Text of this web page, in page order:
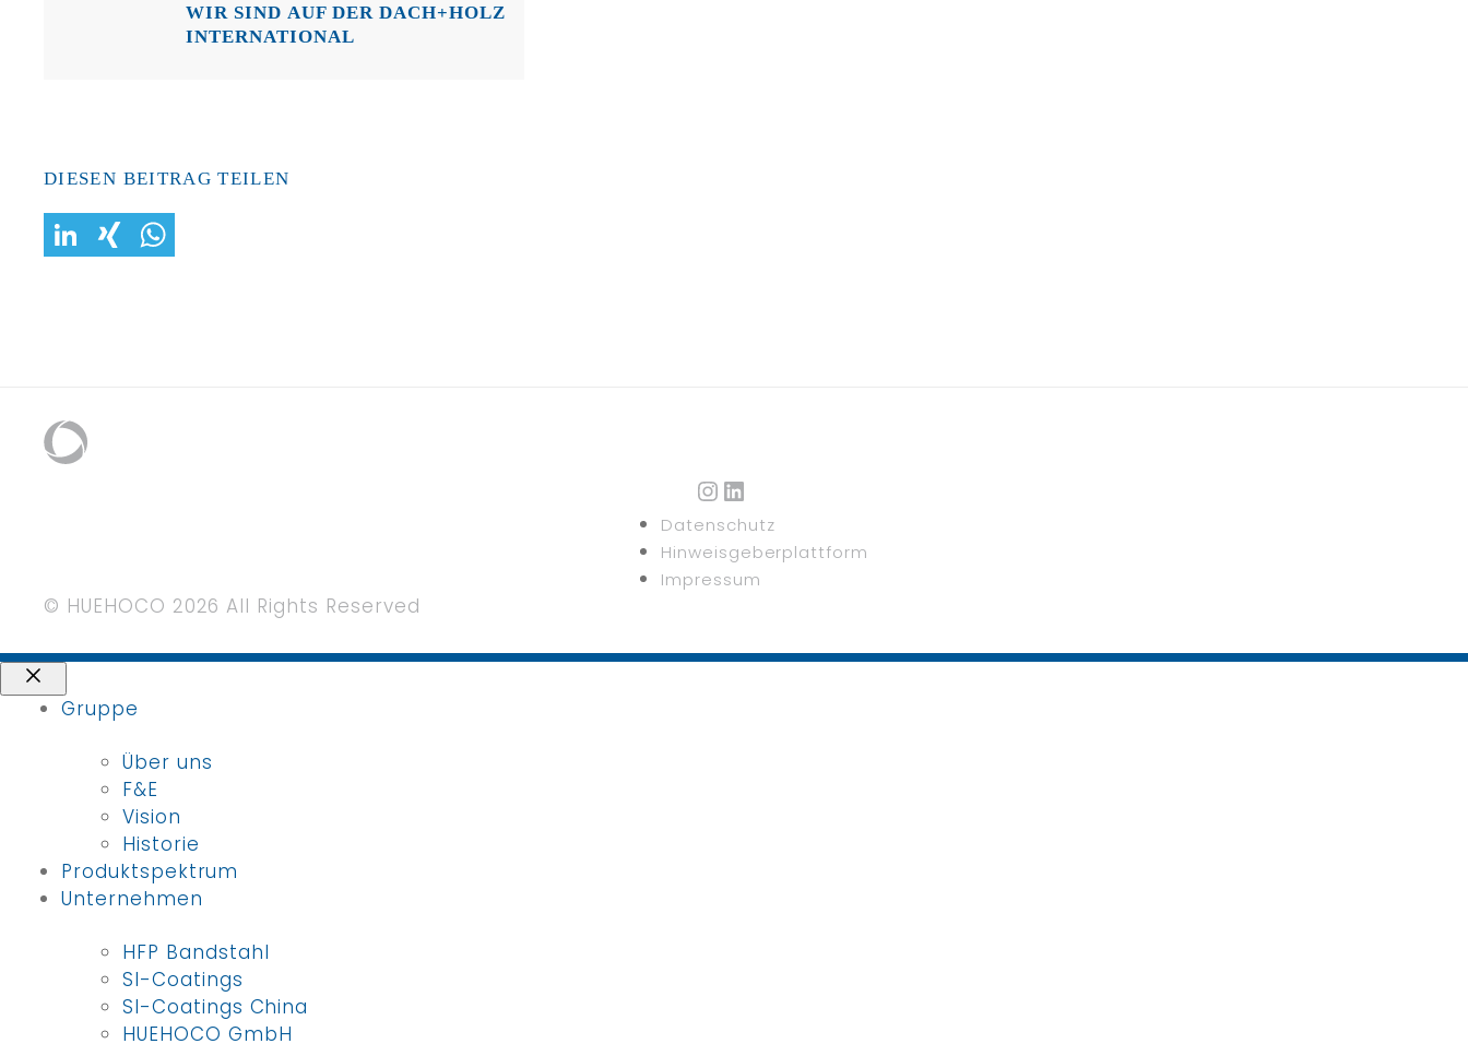
WIR SIND AUF DER DACH+HOLZ
INTERNATIONAL
DIESEN BEITRAG TEILEN
LinkedIn
XINGWhatsApp
Instagram
LinkedIn
Datenschutz
Hinweisgeberplattform
Impressum
© HUEHOCO 2026 All Rights Reserved
Schließen
Gruppe
Über uns
F&E
Vision
Historie
Produktspektrum
Unternehmen
HFP Bandstahl
SI-Coatings
SI-Coatings China
HUEHOCO GmbH